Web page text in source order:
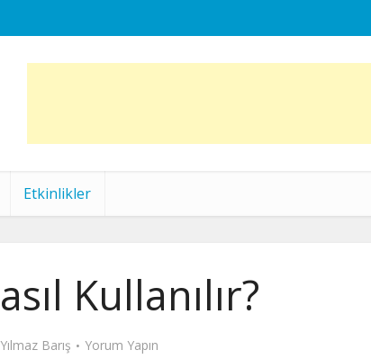
Etkinlikler
Kullanılır?
Yılmaz Barış Yorum Yapın